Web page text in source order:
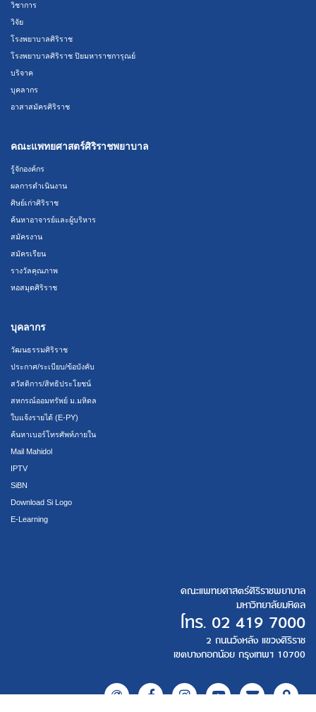
วิชาการ
วิจัย
โรงพยาบาลศิริราช
โรงพยาบาลศิริราช ปิยมหาราชการุณย์
บริจาค
บุคลากร
อาสาสมัครศิริราช
คณะแพทยศาสตร์ศิริราชพยาบาล
รู้จักองค์กร
ผลการดำเนินงาน
ศิษย์เก่าศิริราช
ค้นหาอาจารย์และผู้บริหาร
สมัครงาน
สมัครเรียน
รางวัลคุณภาพ
หอสมุดศิริราช
บุคลากร
วัฒนธรรมศิริราช
ประกาศ/ระเบียบ/ข้อบังคับ
สวัสดิการ/สิทธิประโยชน์
สหกรณ์ออมทรัพย์ ม.มหิดล
ใบแจ้งรายได้ (E-PY)
ค้นหาเบอร์โทรศัพท์ภายใน
Mail Mahidol
IPTV
SiBN
Download Si Logo
E-Learning
คณะแพทยศาสตร์ศิริราชพยาบาล
มหาวิทยาลัยมหิดล
โทร. 02 419 7000
2 ถนนวังหลัง แขวงศิริราช
เขตบางกอกน้อย กรุงเทพฯ 10700